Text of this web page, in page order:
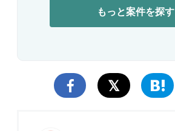
もっと案件を探す